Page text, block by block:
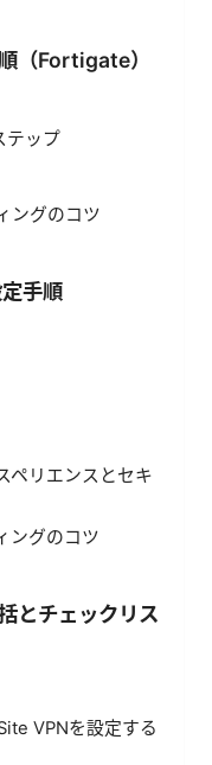
（Fortigate）
テップ
ングのコツ
手順
ペリエンスとセキ
ングのコツ
とチェックリス
VPNを設定する